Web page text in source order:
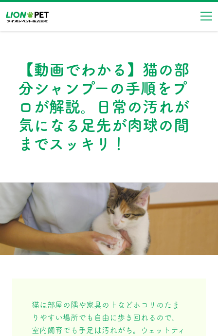
ナ
【動画でわかる】猫の部
分シャンプーの手順をプ
ロが解説。日常の汚れが
気になる足先が肉球の間
までスッキリ！
猫は部屋の隅や家具の上などホコリのたま
りやすい場所でも自由に歩き回れるので、
室内飼育でも手足は汚れがち。ウェットティ